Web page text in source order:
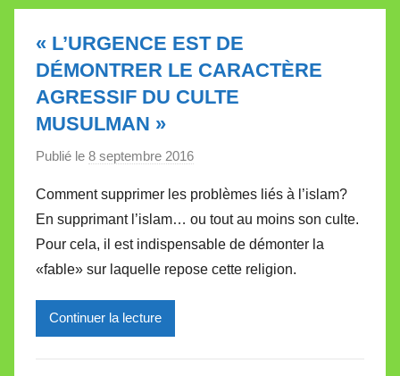
l
t
t
e
« L’URGENCE EST DE
DÉMONTRER LE CARACTÈRE
AGRESSIF DU CULTE
MUSULMAN »
Publié le 8 septembre 2016
r
M
i
r
Comment supprimer les problèmes liés à l’islam?
En supprimant l’islam… ou tout au moins son culte.
Pour cela, il est indispensable de démonter la
«fable» sur laquelle repose cette religion.
Continuer la lecture